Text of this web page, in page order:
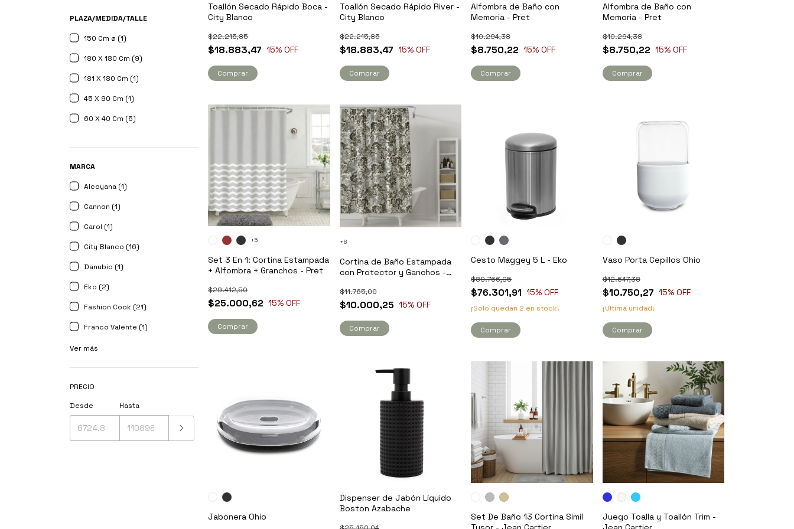
PLAZA/MEDIDA/TALLE
150 Cm ø (1)
180 X 180 Cm (9)
181 X 180 Cm (1)
45 X 90 Cm (1)
60 X 40 Cm (5)
MARCA
Alcoyana (1)
Cannon (1)
Carol (1)
City Blanco (16)
Danubio (1)
Eko (2)
Fashion Cook (21)
Franco Valente (1)
Ver más
PRECIO
Desde
Hasta
Toallón Secado Rápido Boca -
City Blanco
$18.883,47
$22.215,85
15% OFF
Comprar
Toallón Secado Rápido River -
City Blanco
$18.883,47
$22.215,85
15% OFF
Comprar
Alfombra de Baño con
Memoria - Pret
$8.750,22
$10.294,38
15% OFF
Comprar
Alfombra de Baño con
Memoria - Pret
$8.750,22
$10.294,38
15% OFF
Comprar
Set 3 En 1: Cortina Estampada
+ Alfombra + Granchos - Pret
$25.000,62
$29.412,50
15% OFF
+5
Comprar
Cortina de Baño Estampada
con Protector y Ganchos -
$10.000,25
$11.765,00
15% OFF
+8
Comprar
Cesto Maggey 5 L - Eko
$76.301,91
$89.766,95
15% OFF
¡Solo quedan 2 en stock!
Comprar
Vaso Porta Cepillos Ohio
$10.750,27
$12.647,38
15% OFF
¡Última unidad!
Comprar
Jabonera Ohio
Dispenser de Jabón Líquido
Boston Azabache
Set De Baño 13 Cortina Simil
Juego Toalla y Toallón Trim -